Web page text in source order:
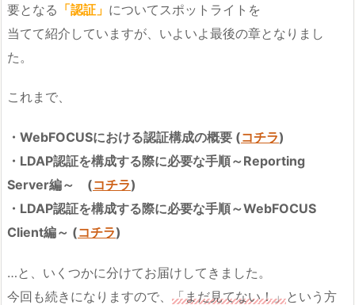
要となる 「認証」 についてスポットライトを
当てて紹介していますが、いよいよ最後の章となりまし
た。
これまで、
・WebFOCUSにおける認証構成の概要 (コチラ)
・LDAP認証を構成する際に必要な手順～Reporting
Server編～ (コチラ)
・LDAP認証を構成する際に必要な手順～WebFOCUS
Client編～ (コチラ)
…と、いくつかに分けてお届けしてきました。
今回も続きになりますので、 「まだ見てない！」という方